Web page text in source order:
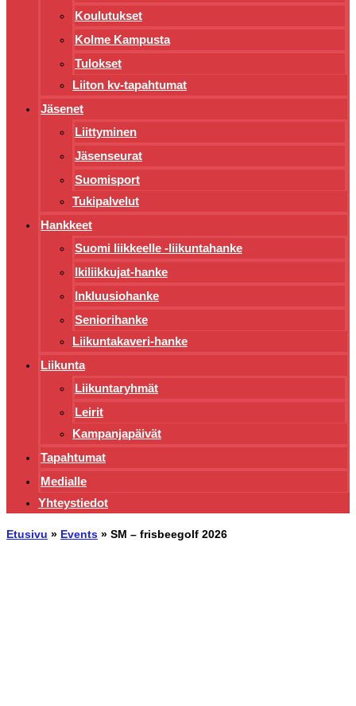
Koulutukset
Kolme Kampusta
Tulokset
Liiton kv-tapahtumat
Jäsenet
Liittyminen
Jäsenseurat
Suomisport
Tukipalvelut
Hankkeet
Suomi liikkeelle -liikuntahanke
Ikiliikkujat-hanke
Inkluusiohanke
Seniorihanke
Liikuntakaveri-hanke
Liikunta
Liikuntaryhmät
Leirit
Kampanjapäivät
Tapahtumat
Medialle
Yhteystiedot
Etusivu » Events » SM – frisbeegolf 2026